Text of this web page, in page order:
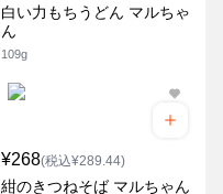
白い力もちうどん マルちゃ
ん
109g
¥268(税込¥289.44)
紺のきつねそば マルちゃん